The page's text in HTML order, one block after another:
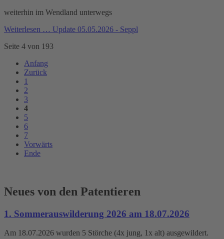
weiterhin im Wendland unterwegs
Weiterlesen … Update 05.05.2026 - Seppl
Seite 4 von 193
Anfang
Zurück
1
2
3
4
5
6
7
Vorwärts
Ende
Neues von den Patentieren
1. Sommerauswilderung 2026 am 18.07.2026
Am 18.07.2026 wurden 5 Störche (4x jung, 1x alt) ausgewildert.